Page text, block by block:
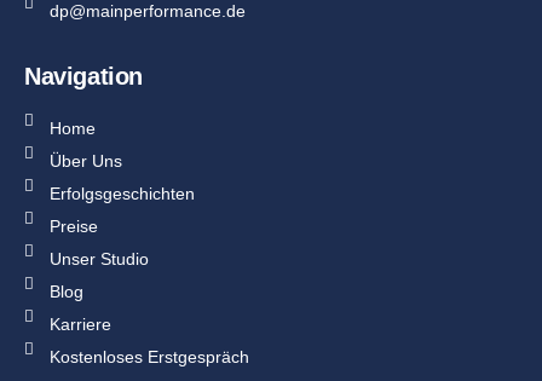
dp@mainperformance.de
Navigation
Home
Über Uns
Erfolgsgeschichten
Preise
Unser Studio
Blog
Karriere
Kostenloses Erstgespräch